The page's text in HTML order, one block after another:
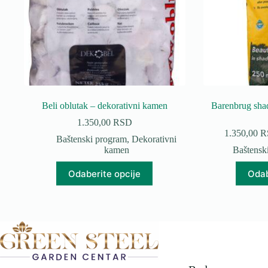
Beli oblutak – dekorativni kamen
1.350,00 RSD
Baštenski program,Dekorativni
kamen
Odaberite opcije
proizvod
ima
mogu
biti
izabrane
na
Barenbrug
1.350,00